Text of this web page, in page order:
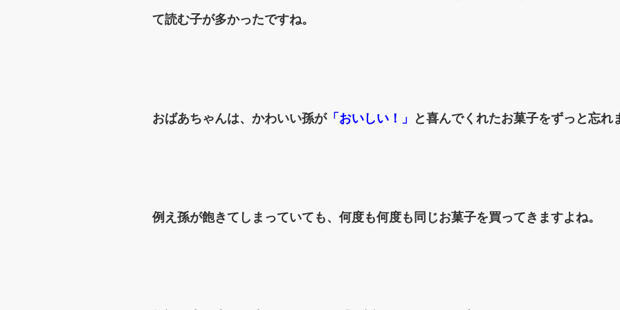
て読む子が多かったですね。
おばあちゃんは、かわいい孫が「おいしい！」 と喜んでくれたお菓子をずっと忘れ
例え孫が飽きてしまっていても、何度も何度も同じお菓子を買ってきますよね。